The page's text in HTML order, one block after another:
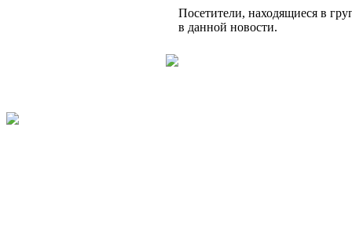
Посетители, находящиеся в
в данной новости.